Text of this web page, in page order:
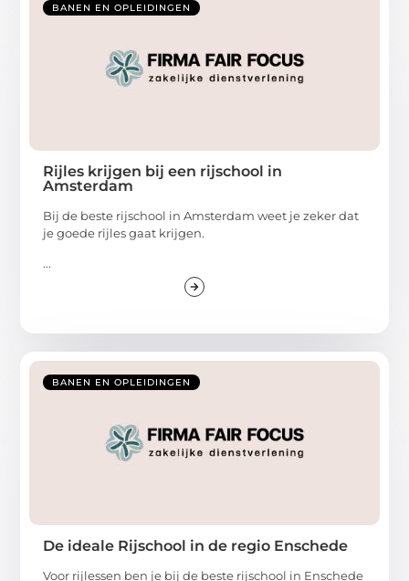
BANEN EN OPLEIDINGEN
Rijles krijgen bij een rijschool in
Amsterdam
Bij de beste rijschool in Amsterdam weet je zeker dat
je goede rijles gaat krijgen.
...
BANEN EN OPLEIDINGEN
De ideale Rijschool in de regio Enschede
Voor rijlessen ben je bij de beste rijschool in Enschede